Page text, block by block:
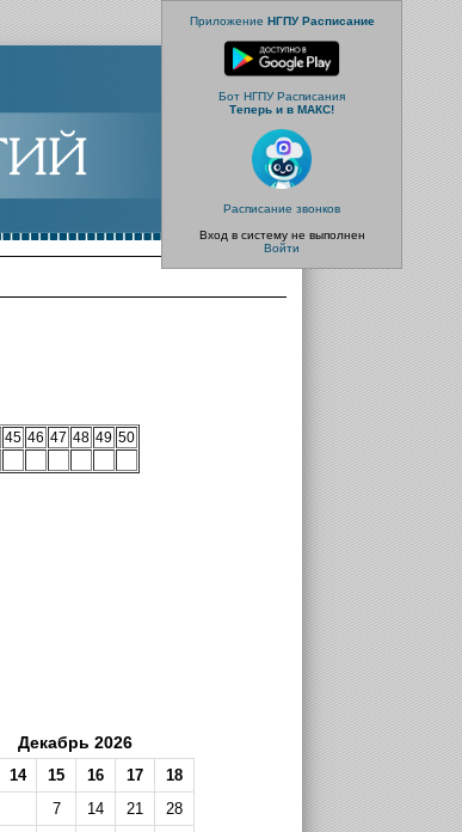
Приложение НГПУ Расписание
Бот НГПУ Расписания
Теперь и в МАКС!
Расписание звонков
Вход в систему не выполнен
Войти
45 46 47 48 49 50
Декабрь 2026
14 15 16 17
18
7 14 21
28